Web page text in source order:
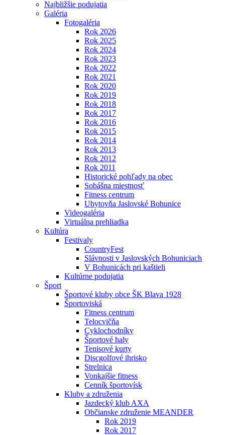
Najbližšie podujatia
Galéria
Fotogaléria
Rok 2026
Rok 2025
Rok 2024
Rok 2023
Rok 2022
Rok 2021
Rok 2020
Rok 2019
Rok 2018
Rok 2017
Rok 2016
Rok 2015
Rok 2014
Rok 2013
Rok 2012
Rok 2011
Historické pohľady na obec
Sobášna miestnosť
Fitness centrum
Ubytovňa Jaslovské Bohunice
Videogaléria
Virtuálna prehliadka
Kultúra
Festivaly
CountryFest
Slávnosti v Jaslovských Bohuniciach
V Bohunicách pri kaštieli
Kultúrne podujatia
Šport
Športové kluby obce ŠK Blava 1928
Športoviská
Fitness centrum
Telocvičňa
Cyklochodníky
Športové haly
Tenisové kurty
Discgolfové ihrisko
Strelnica
Vonkajšie fitness
Cenník športovísk
Kluby a združenia
Jazdecký klub AXA
Občianske združenie MEANDER
Rok 2019
Rok 2017